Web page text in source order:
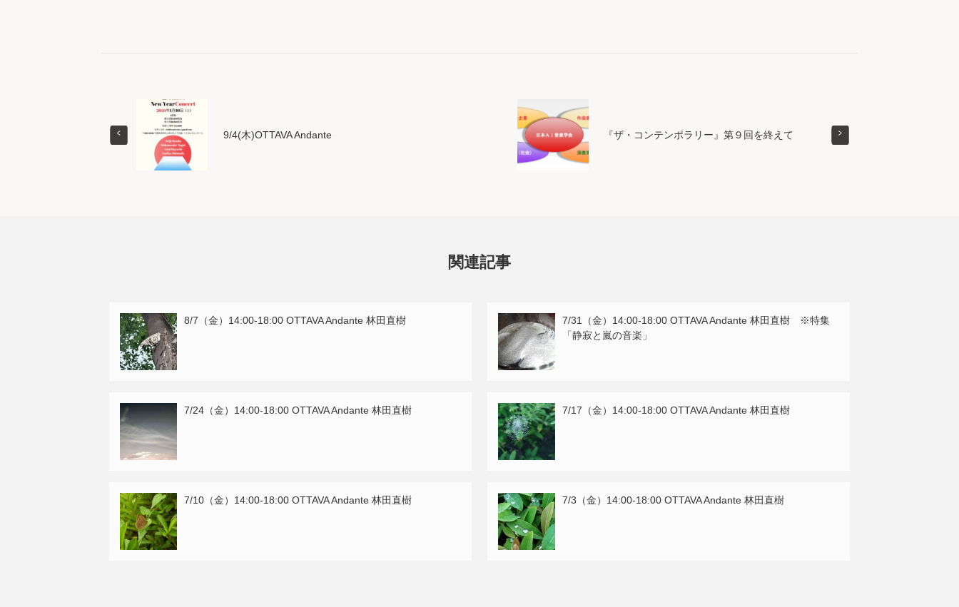
9/4(木)OTTAVA Andante 『ザ・コンテンポラリー』第９回を終えて
関連記事
8/7（金）14:00-18:00 OTTAVA Andante 林田直樹
7/31（金）14:00-18:00 OTTAVA Andante 林田直樹 ※特集
「静寂と嵐の音楽」
7/24（金）14:00-18:00 OTTAVA Andante 林田直樹 7/17（金）14:00-18:00 OTTAVA Andante 林田直樹
7/10（金）14:00-18:00 OTTAVA Andante 林田直樹 7/3（金）14:00-18:00 OTTAVA Andante 林田直樹